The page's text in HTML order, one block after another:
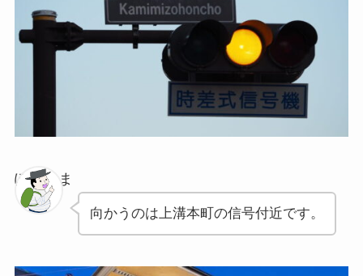
ぽちゃま
向かうのは上溝本町の信号付近です。